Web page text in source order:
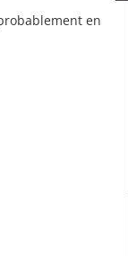
en